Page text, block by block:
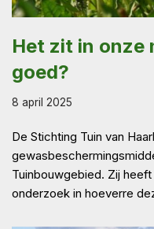
Het zit in onze
goed?
8 april 2025
De Stichting Tuin van
Tuinbouwgebied. Zij
onderzoek in hoeverre